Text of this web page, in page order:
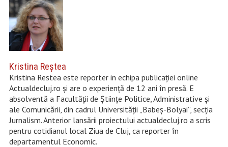
Kristina Reştea
Kristina Restea este reporter in echipa publicației online
Actualdecluj.ro și are o experiență de 12 ani în presă. E
absolventă a Facultății de Științe Politice, Administrative și
ale Comunicării, din cadrul Universității „Babeș-Bolyai”, secția
Jurnalism. Anterior lansării proiectului actualdecluj.ro a scris
pentru cotidianul local Ziua de Cluj, ca reporter în
departamentul Economic.